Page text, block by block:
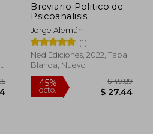
Breviario Politico de
Psicoanalisis
Jorge Alemán
(1)
Ned Ediciones, 2022, Tapa
Blanda, Nuevo